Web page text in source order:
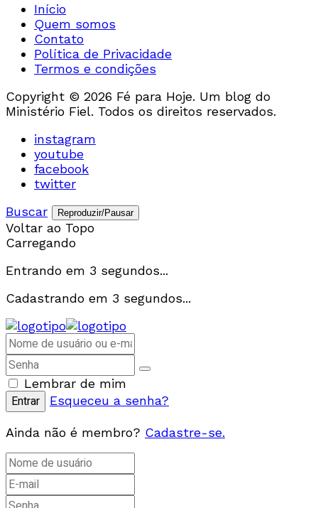
Início
Quem somos
Contato
Política de Privacidade
Termos e condições
Copyright © 2026 Fé para Hoje. Um blog do
Ministério Fiel. Todos os direitos reservados.
instagram
youtube
facebook
twitter
Buscar
Reproduzir/Pausar
Voltar ao Topo
Carregando
Entrando em 3 segundos...
Cadastrando em 3 segundos...
Lembrar de mim
Esqueceu a senha?
Ainda não é membro? Cadastre-se.